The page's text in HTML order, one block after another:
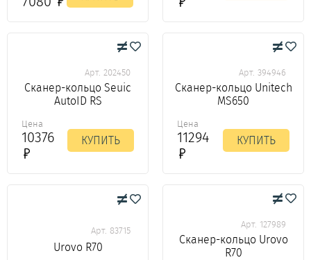
Арт. 202450
Сканер-кольцо Seuic
AutoID RS
Цена
10376 КУПИТЬ
Арт. 394946
Сканер-кольцо Unitech
MS650
Цена
11294 КУПИТЬ
Арт. 83715
Urovo R70
Арт. 127989
Сканер-кольцо Urovo
R70